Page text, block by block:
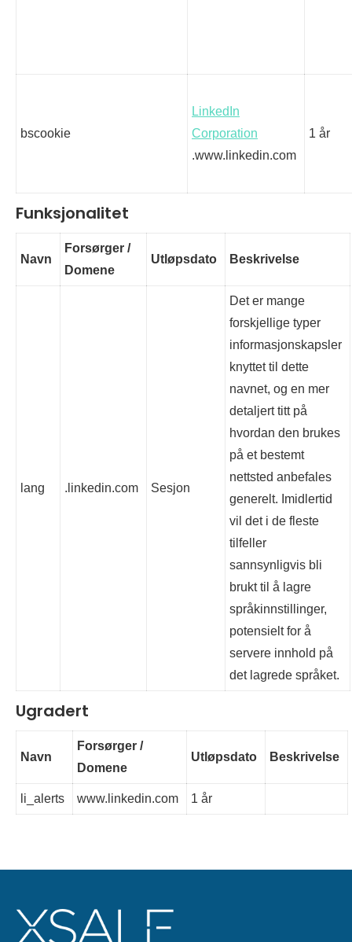
bscookie
LinkedIn
Corporation
.www.linkedin.com
1 år
Funksjonalitet
Navn
Forsørger /
Domene
Utløpsdato Beskrivelse
lang .linkedin.com Sesjon
Det er mange
forskjellige typer
informasjonskapsler
knyttet til dette
navnet, og en mer
detaljert titt på
hvordan den brukes
på et bestemt
nettsted anbefales
generelt. Imidlertid
vil det i de fleste
tilfeller
sannsynligvis bli
brukt til å lagre
språkinnstillinger,
potensielt for å
servere innhold på
det lagrede språket.
Ugradert
Navn
Forsørger /
Domene
Utløpsdato Beskrivelse
li_alerts www.linkedin.com 1 år